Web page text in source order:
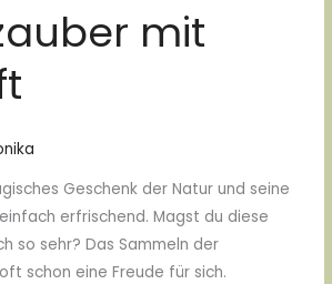
mit
Geschenk der Natur und seine
erfrischend. Magst du diese
so sehr? Das Sammeln der
schon eine Freude für sich.